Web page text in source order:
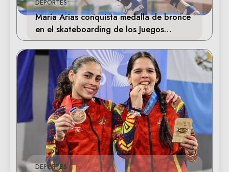
DEPORTES
María Arias conquista medalla de bronce
en el skateboarding de los Juegos
Centroamericanos
DEPORTES